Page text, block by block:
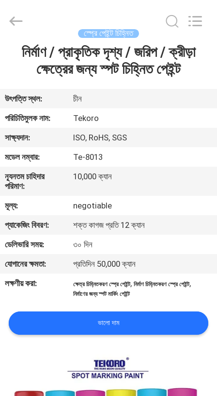
আমাদের
সম্পর্কে
কারখানা
পরিদর্শন
গুণমান
নিয়ন্ত্রণ
আমাদের
সাথে
করুন
উদ্ধৃতি
INDUSTRY
স্প্রে পেইন্ট চিহ্নিত
নির্মাণ / প্রাকৃতিক দৃশ্য / জরিপ / ক্রীড়া
ক্ষেত্রের জন্য স্পট চিহ্নিত পেইন্ট
উৎপত্তি স্থল:
চীন
পরিচিতিমুলক নাম:
Tekoro
সাক্ষ্যদান:
ISO, RoHS, SGS
মডেল নম্বার:
Te-8013
ন্যূনতম চাহিদার
পরিমাণ:
10,000 ক্যান
মূল্য:
negotiable
প্যাকেজিং বিবরণ:
শক্ত কাগজ প্রতি 12 ক্যান
ডেলিভারি সময়:
৩০ দিন
যোগানের ক্ষমতা:
প্রতিদিন 50,000 ক্যান
লক্ষণীয় করা:
ক্ষেত্র চিহ্নিতকরণ স্প্রে পেইন্ট,নির্মাণ চিহ্নিতকরণ স্প্রে পেইন্ট,
নির্মাণের জন্য স্পট মার্কিং পেইন্ট
ভালো দাম